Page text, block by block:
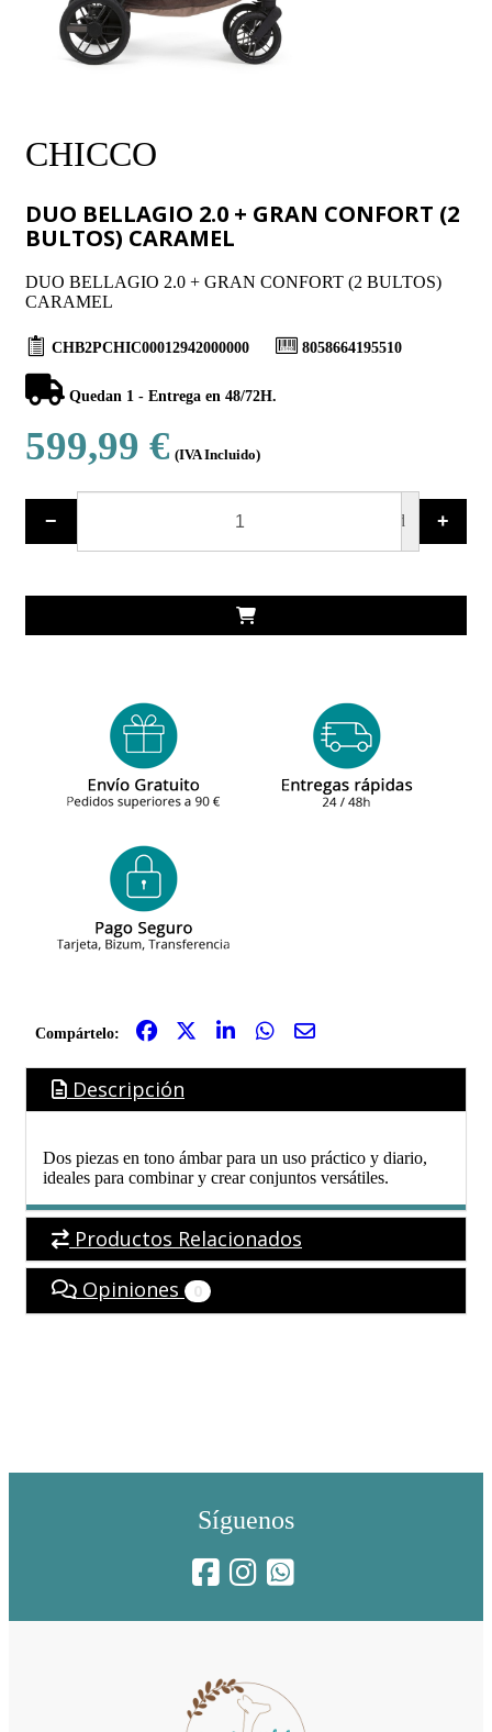
CHICCO
DUO BELLAGIO 2.0 + GRAN CONFORT (2
BULTOS) CARAMEL
DUO BELLAGIO 2.0 + GRAN CONFORT (2 BULTOS)
CARAMEL
CHB2PCHIC00012942000000 8058664195510
Quedan 1 - Entrega en 48/72H.
599,99 € (IVA Incluido)
− ud +
Compártelo:
Descripción
Dos piezas en tono ámbar para un uso práctico y diario,
ideales para combinar y crear conjuntos versátiles.
Productos Relacionados
Opiniones
0
Síguenos